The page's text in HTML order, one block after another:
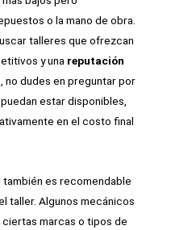
o la mano de obra.
talleres que ofrezcan
y una reputación
no dudes en preguntar por
estar disponibles,
en el costo final
es recomendable
taller. Algunos mecánicos
marcas o tipos de